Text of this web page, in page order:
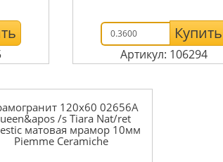
Купить
Артикул: 106294
120x60 02656A
/s Tiara Nat/ret
матовая мрамор 10мм
Piemme Ceramiche